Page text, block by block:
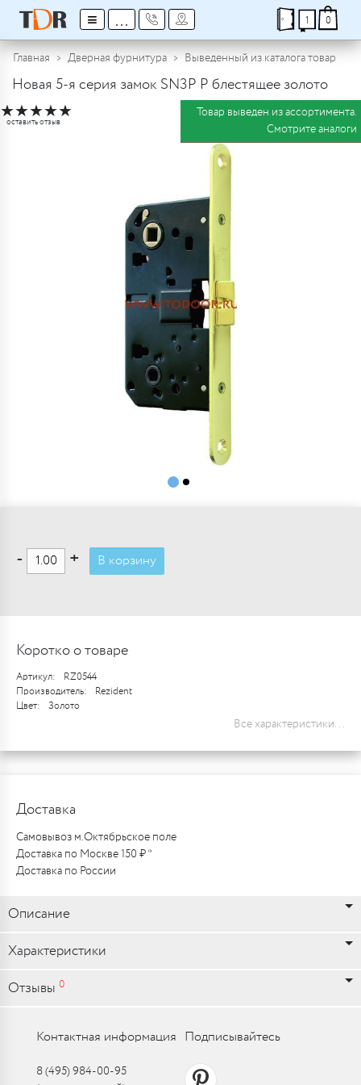
≡ ... 1 0
Главная Дверная фурнитура Выведенный из каталога товар
Новая 5-я серия замок SN3P P блестящее золото
★★★★★
оставить отзыв
Товар выведен из ассортимента.
Смотрите аналоги
- + В корзину
Коротко о товаре
Артикул:
RZ0544
Производитель:
Rezident
Цвет:
Золото
Все характеристики...
Доставка
Самовывоз м.Октябрьское поле
Доставка по Москве 150 ₽ *
Доставка по России
Описание
Характеристики
Отзывы 0
Контактная информация
8 (495) 984-00-95
Подписывайтесь